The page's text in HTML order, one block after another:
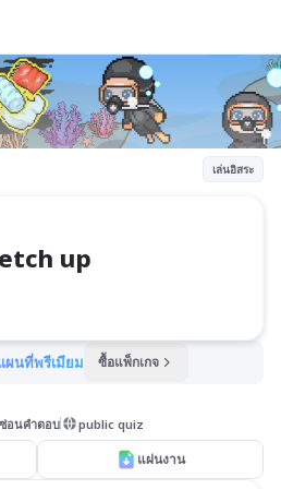
เล่นอิสระ
up
ผนที่พรีเมียม ซื้อแพ็กเกจ
ซ่อนคำตอบ public quiz
แผ่นงาน